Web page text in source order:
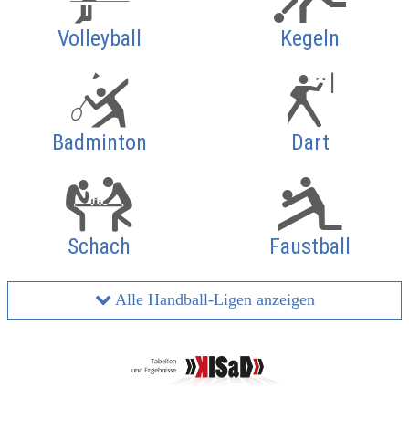
Volleyball Kegeln
Badminton Dart
Schach Faustball
Alle Handball-Ligen anzeigen